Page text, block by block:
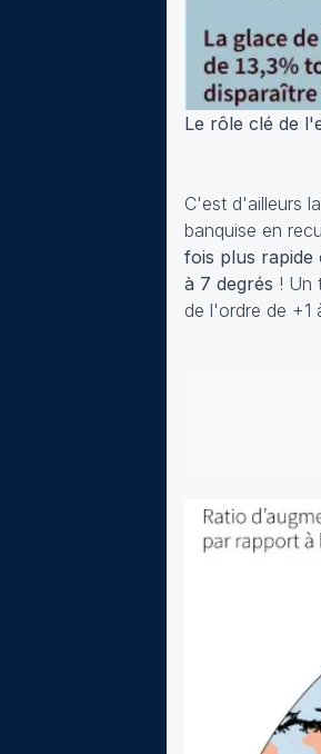
Le rôle clé de
C'est d'ailleurs
banquise en
fois plus rapide
à 7 degrés ! Un
de l'ordre de +1